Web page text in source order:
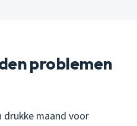
problemen
maand voor